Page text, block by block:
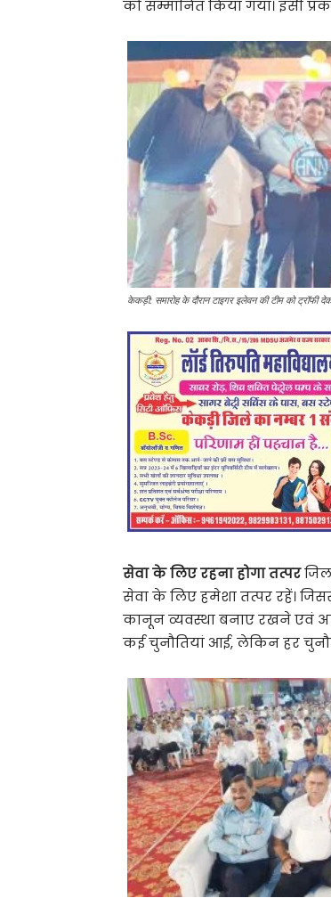
को सम्मानित किया गया। इसी
केकड़ी: समारोह के दौरान टाइगर इलेवन की टीम को ट्रॉफी
सेवा के लिए रहना होगा तत्पर
सेवा के लिए हमेशा तत्पर रहें।
कानून व्यवस्था बनाए रखने एवं
कई चुनौतियां आई, लेकिन हर